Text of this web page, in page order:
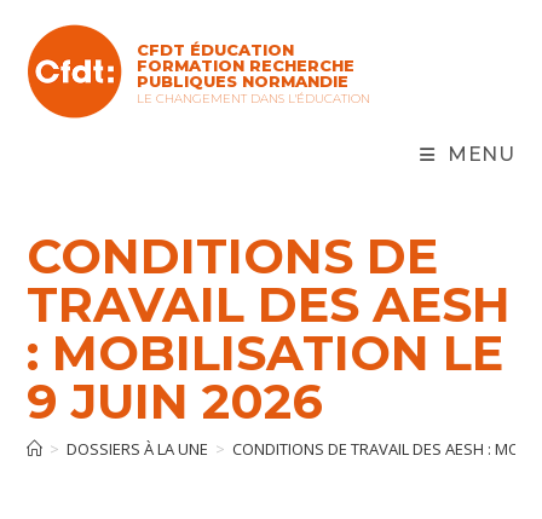
content
CFDT ÉDUCATION
FORMATION RECHERCHE
PUBLIQUES NORMANDIE
LE CHANGEMENT DANS L'ÉDUCATION
MENU
CONDITIONS DE
TRAVAIL DES AESH
: MOBILISATION LE
9 JUIN 2026
> DOSSIERS À LA UNE > CONDITIONS DE TRAVAIL DES AESH :